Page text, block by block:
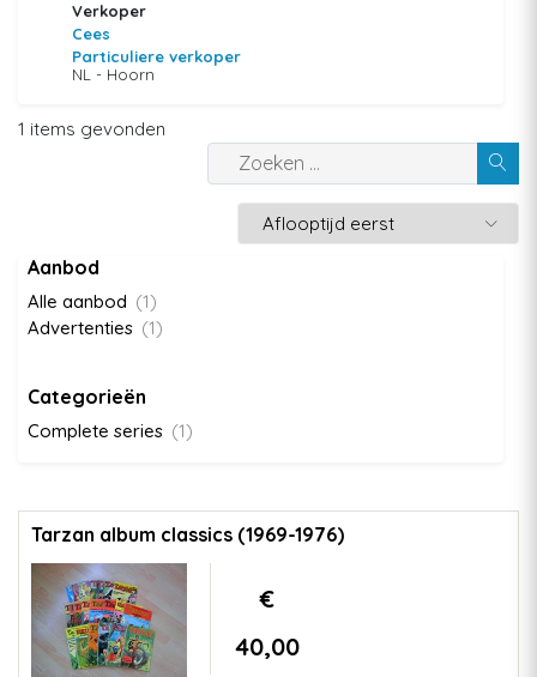
Verkoper
Cees
Particuliere verkoper
NL - Hoorn
1 items gevonden
Aanbod
Alle aanbod (1)
Advertenties (1)
Categorieën
Complete series (1)
Tarzan album classics (1969-1976)
€
40,00